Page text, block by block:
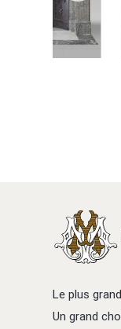
Le plus
Un grand